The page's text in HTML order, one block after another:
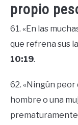
propio
61. «En las
que refrena sus
10:19.
62. «Ningún
hombre o una
prematuramente